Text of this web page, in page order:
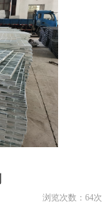
浏览次数： 64次